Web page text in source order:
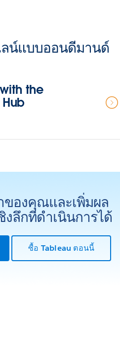
น์แบบออนดีมานด์
the
ของคุณและเพิ่มผล
งลึกที่ดำเนินการได้
ซื้อ Tableau ตอนนี้